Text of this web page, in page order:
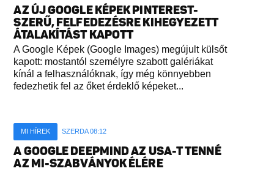
AZ ÚJ GOOGLE KÉPEK PINTEREST-
SZERŰ, FELFEDEZÉSRE KIHEGYEZETT
ÁTALAKÍTÁST KAPOTT
A Google Képek (Google Images) megújult külsőt
kapott: mostantól személyre szabott galériákat
kínál a felhasználóknak, így még könnyebben
fedezhetik fel az őket érdeklő képeket...
MI HÍREK SZERDA 08:12
A GOOGLE DEEPMIND AZ USA-T TENNÉ
AZ MI-SZABVÁNYOK ÉLÉRE